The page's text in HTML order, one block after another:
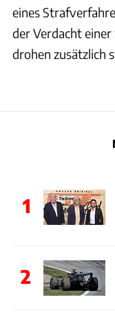
eines
der Verdacht
drohen zusätzlich
1
2